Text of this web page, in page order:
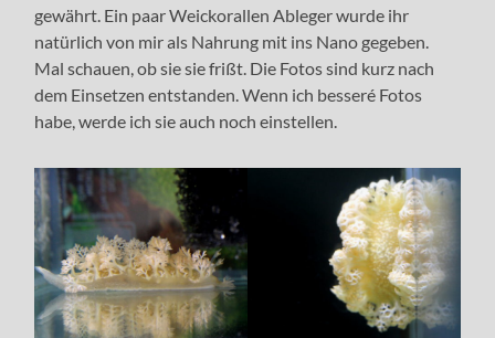
gewährt. Ein paar Weickorallen Ableger wurde ihr
natürlich von mir als Nahrung mit ins Nano gegeben.
Mal schauen, ob sie sie frißt. Die Fotos sind kurz nach
dem Einsetzen entstanden. Wenn ich besseré Fotos
habe, werde ich sie auch noch einstellen.